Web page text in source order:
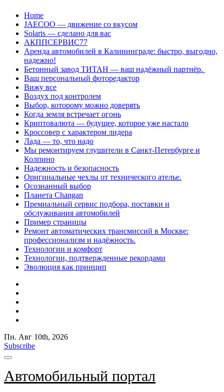
Перейти
содержанию
Home
JAECOO — движение со вкусом
Solaris — сделано для вас
АКППСЕРВИС77
Аренда автомобилей в Калининграде: быстро, выгодно,
надежно!
Бетонный завод ТИТАН — ваш надёжный партнёр.
Ваш персональный фоторедактор
Вижу все
Воздух под контролем
Выбор, которому можно доверять
Когда земля встречает огонь
Криптовалюта — будущее, которое уже настало
Кроссовер с характером лидера
Лада — то, что надо
Мы ремонтируем глушители в Санкт-Петербурге и
Колпино
Надежность и безопасность
Оригинальные чехлы от технического ателье.
Осознанный выбор
Планета Changan
Премиальный сервис подбора, поставки и
обслуживания автомобилей
Пример страницы
Ремонт автоматических трансмиссий в Москве:
профессионализм и надёжность.
Технологии и комфорт
Технологии, подтвержденные рекордами
Эволюция как принцип
Пн. Авг 10th, 2026
Subscribe
Автомобильный портал